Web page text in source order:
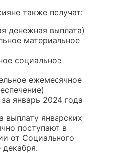
также получат:
денежная выплата)
материальное
социальное
ежемесячное
январь 2024 года
выплату январских
поступают в
от Социального